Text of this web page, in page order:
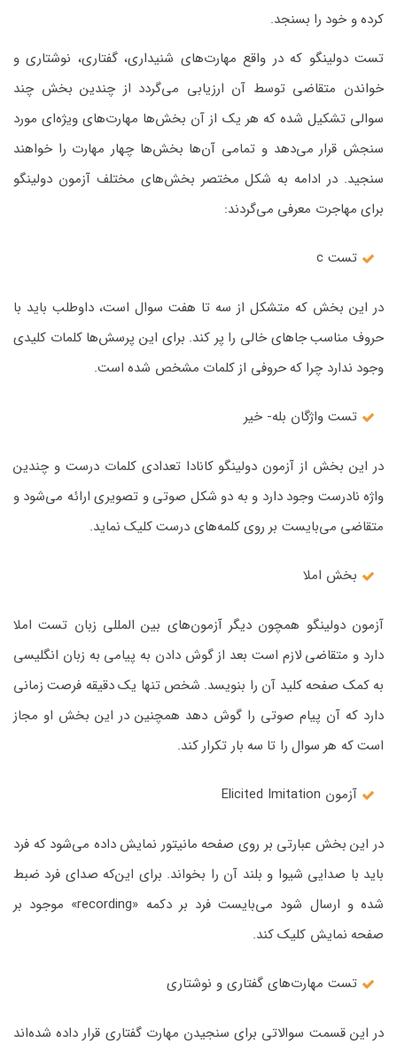
کرده و خود را بسنجد.
تست دولینگو که در واقع مهارت‌های شنیداری، گفتاری، نوشتاری و
خواندن متقاضی توسط آن ارزیابی می‌گردد از چندین بخش چند
سوالی تشکیل شده که هر یک از آن بخش‌ها مهارت‌های ویژه‌ای مورد
سنجش قرار می‌دهد و تمامی آن‌ها بخش‌ها چهار مهارت را خواهند
سنجید. در ادامه به شکل مختصر بخش‌های مختلف آزمون دولینگو
برای مهاجرت معرفی می‌گردند:
تست c
در این بخش که متشکل از سه تا هفت سوال است، داوطلب باید با
حروف مناسب جاهای خالی را پر کند. برای این پرسش‌ها کلمات کلیدی
وجود ندارد چرا که حروفی از کلمات مشخص شده است.
تست واژگان بله- خیر
در این بخش از آزمون دولینگو کانادا تعدادی کلمات درست و چندین
واژه نادرست وجود دارد و به دو شکل صوتی و تصویری ارائه می‌شود و
متقاضی می‌بایست بر روی کلمه‌های درست کلیک نماید.
بخش املا
آزمون دولینگو همچون دیگر آزمون‌های بین المللی زبان تست املا
دارد و متقاضی لازم است بعد از گوش دادن به پیامی به زبان انگلیسی
به کمک صفحه کلید آن را بنویسد. شخص تنها یک دقیقه فرصت زمانی
دارد که آن پیام صوتی را گوش دهد همچنین در این بخش او مجاز
است که هر سوال را تا سه بار تکرار کند.
آزمون Elicited Imitation
در این بخش عبارتی بر روی صفحه مانیتور نمایش داده می‌شود که فرد
باید با صدایی شیوا و بلند آن را بخواند. برای این‌که صدای فرد ضبط
شده و ارسال شود می‌بایست فرد بر دکمه «recording» موجود بر
صفحه نمایش کلیک کند.
تست مهارت‌های گفتاری و نوشتاری
در این قسمت سوالاتی برای سنجیدن مهارت گفتاری قرار داده شده‌اند